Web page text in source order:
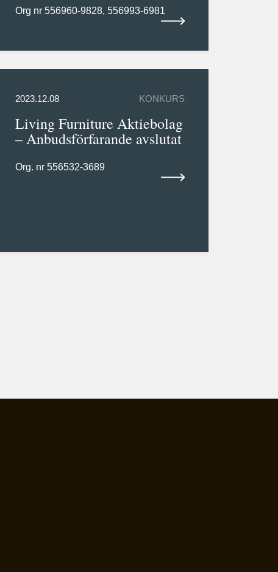
Org nr 556960-9828, 556993-6981
2023.12.08 KONKURS
Living Furniture Aktiebolag
– Anbudsförfarande avslutat
Org. nr 556532-3689